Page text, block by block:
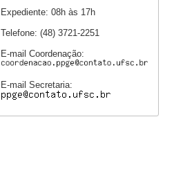
Expediente: 08h às 17h
Telefone: (48) 3721-2251
E-mail Coordenação:
E-mail Secretaria: